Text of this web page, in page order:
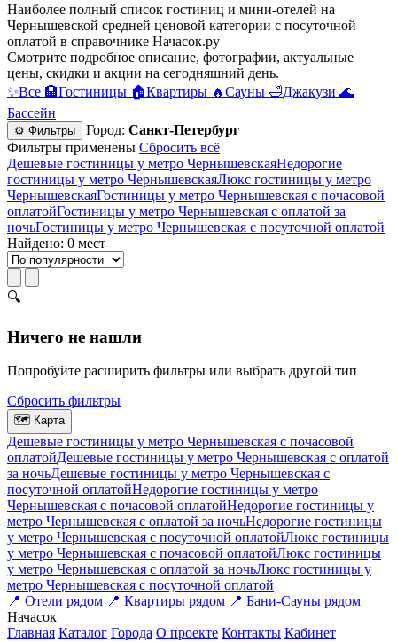
Наиболее полный список гостиниц и мини-отелей на
Чернышевской средней ценовой категории c посуточной
оплатой в справочнике Начасок.ру
Смотрите подробное описание, фотографии, актуальные
цены, скидки и акции на сегодняшний день.
✨Все 🏨Гостиницы 🏠Квартиры 🔥Сауны 🛁Джакузи 🌊
Бассейн
⚙ Фильтры Город: Санкт-Петербург
Фильтры применены Сбросить всё
Дешевые гостиницы у метро ЧернышевскаяНедорогие
гостиницы у метро ЧернышевскаяЛюкс гостиницы у метро
ЧернышевскаяГостиницы у метро Чернышевская c почасовой
оплатойГостиницы у метро Чернышевская с оплатой за
ночьГостиницы у метро Чернышевская c посуточной оплатой
Найдено: 0 мест
🔍
Ничего не нашли
Попробуйте расширить фильтры или выбрать другой тип
Сбросить фильтры
🗺 Карта
Дешевые гостиницы у метро Чернышевская c почасовой
оплатойДешевые гостиницы у метро Чернышевская с оплатой
за ночьДешевые гостиницы у метро Чернышевская c
посуточной оплатойНедорогие гостиницы у метро
Чернышевская c почасовой оплатойНедорогие гостиницы у
метро Чернышевская с оплатой за ночьНедорогие гостиницы
у метро Чернышевская c посуточной оплатойЛюкс гостиницы
у метро Чернышевская c почасовой оплатойЛюкс гостиницы
у метро Чернышевская с оплатой за ночьЛюкс гостиницы у
метро Чернышевская c посуточной оплатой
📍 Отели рядом 📍 Квартиры рядом 📍 Бани-Сауны рядом
Начасок
Главная Каталог Города О проекте Контакты Кабинет